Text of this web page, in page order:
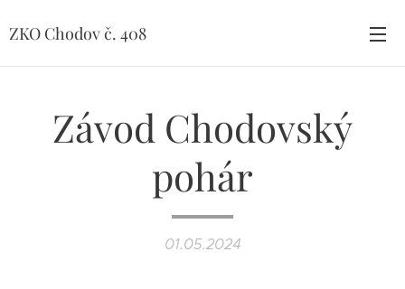
ZKO Chodov č. 408
Závod Chodovský
pohár
01.05.2024